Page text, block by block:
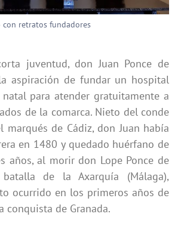
retratos fundadores
juventud, don Juan Ponce de
aspiración de fundar un hospital
para atender gratuitamente a
de la comarca. Nieto del conde
marqués de Cádiz, don Juan había
en 1480 y quedado huérfano de
años, al morir don Lope Ponce de
de la Axarquía (Málaga),
ocurrido en los primeros años de
conquista de Granada.